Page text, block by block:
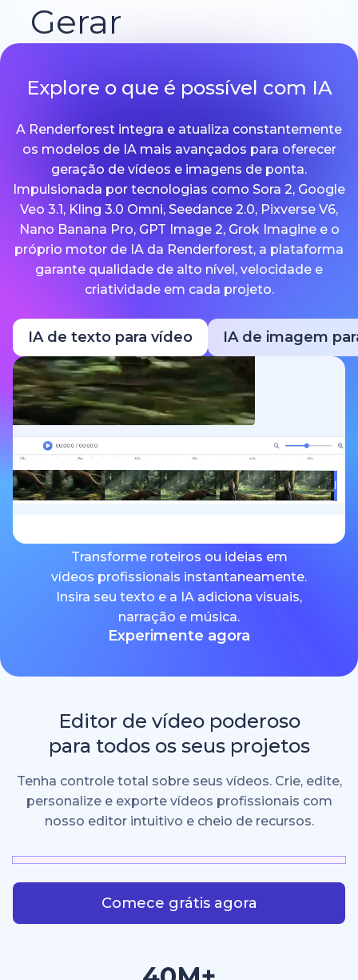
Gerar
Explore o que é possível com IA
A Renderforest integra e atualiza constantemente
os modelos de IA mais avançados para oferecer
geração de vídeos e imagens de ponta.
Impulsionada por tecnologias como Sora 2, Google
Veo 3.1, Kling 3.0 Omni, Seedance 2.0, Pixverse V6,
Nano Banana Pro, GPT Image 2, Grok Imagine e o
próprio motor de IA da Renderforest, a plataforma
garante qualidade de alto nível, velocidade e
criatividade em cada projeto.
IA de texto para vídeo IA de imagem
Transforme roteiros ou ideias em
vídeos profissionais instantaneamente.
Insira seu texto e a IA adiciona visuais,
narração e música.
Experimente agora
Editor de vídeo poderoso
para todos os seus projetos
Tenha controle total sobre seus vídeos. Crie, edite,
personalize e exporte vídeos profissionais com
nosso editor intuitivo e cheio de recursos.
Comece grátis agora